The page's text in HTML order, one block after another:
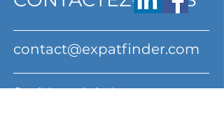
contact@expatfinder.com
Conditions générales